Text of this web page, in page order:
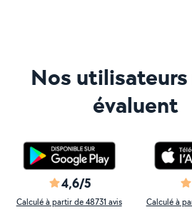
Nos utilisateurs
évaluent
4,6/5
Calculé à partir de 48731 avis Calculé à